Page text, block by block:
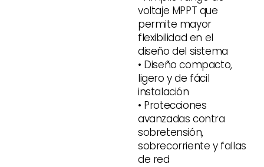
voltaje MPPT que
permite mayor
flexibilidad en el
diseño del sistema
• Diseño compacto,
ligero y de fácil
instalación
• Protecciones
avanzadas contra
sobretensión,
sobrecorriente y fallas
de red